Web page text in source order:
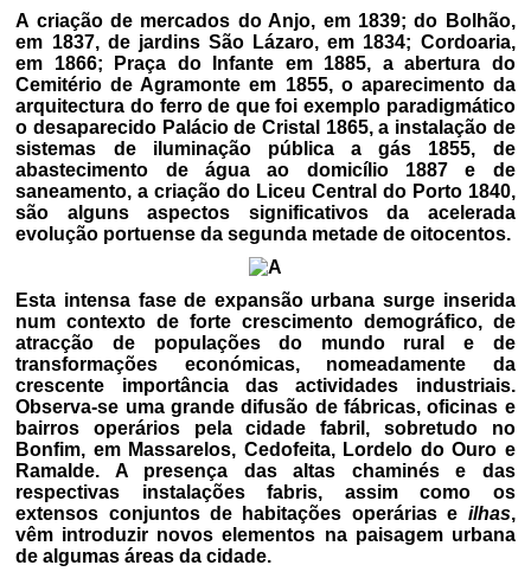
A criação de mercados do Anjo, em 1839; do Bolhão,
em 1837, de jardins São Lázaro, em 1834; Cordoaria,
em 1866; Praça do Infante em 1885, a abertura do
Cemitério de Agramonte em 1855, o aparecimento da
arquitectura do ferro de que foi exemplo paradigmático
o desaparecido Palácio de Cristal 1865, a instalação de
sistemas de iluminação pública a gás 1855, de
abastecimento de água ao domicílio 1887 e de
saneamento, a criação do Liceu Central do Porto 1840,
são alguns aspectos significativos da acelerada
evolução portuense da segunda metade de oitocentos.
Esta intensa fase de expansão urbana surge inserida
num contexto de forte crescimento demográfico, de
atracção de populações do mundo rural e de
transformações económicas, nomeadamente da
crescente importância das actividades industriais.
Observa-se uma grande difusão de fábricas, oficinas e
bairros operários pela cidade fabril, sobretudo no
Bonfim, em Massarelos, Cedofeita, Lordelo do Ouro e
Ramalde. A presença das altas chaminés e das
respectivas instalações fabris, assim como os
extensos conjuntos de habitações operárias e ilhas,
vêm introduzir novos elementos na paisagem urbana
de algumas áreas da cidade.